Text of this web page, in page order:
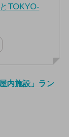
TOKYO-
内施設」ラン